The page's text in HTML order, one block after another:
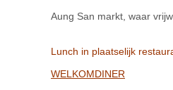
Aung San markt, waar
Lunch in plaatselijk
WELKOMDINER